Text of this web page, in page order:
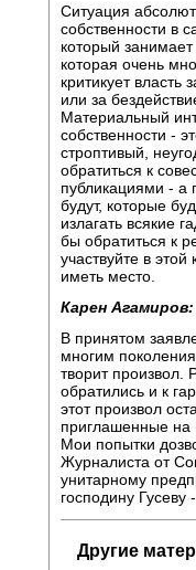
Ситуация
собственности в
который
которая очень
критикует
или за
Материальный
собственности -
строптивый,
обратиться к
публикациями - а
будут, которые
излагать всякие
бы обратиться к
участвуйте в
иметь место.
Карен Агамиров:
В принятом
многим
творит
обратились и к
этот произвол
приглашенные на
Мои попытки
Журналиста от
унитарному
господину
Другие